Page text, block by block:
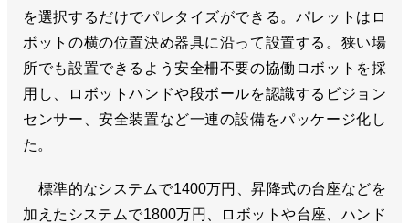
を選択するだけでパレタイズができる。パレットはロ
ボットの横の位置決め器具に沿って設置する。狭い場
所でも設置できるよう安全柵不要の協働ロボットを採
用し、ロボットハンドや段ボールを認識するビジョン
センサー、安全装置など一連の設備をパッケージ化し
た。
標準的なシステムで1400万円、昇降式の台座などを
加えたシステムで1800万円、ロボットや台座、ハンド